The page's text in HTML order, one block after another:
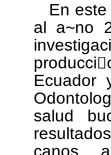
En
al a~no
Ecuador
salud
canos,